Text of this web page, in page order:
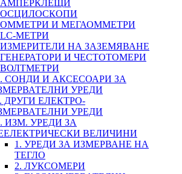
АМПЕРКЛЕЩИ
ОСЦИЛОСКОПИ
ОММЕТРИ И МЕГАОММЕТРИ
LC-МЕТРИ
ИЗМЕРИТЕЛИ НА ЗАЗЕМЯВАНЕ
ГЕНЕРАТОРИ И ЧЕСТОТОМЕРИ
ВОЛТМЕТРИ
СОНДИ И АКСЕСОАРИ ЗА
УРЕДИ
ДРУГИ ЕЛЕКТРО-
УРЕДИ
ИЗМ. УРЕДИ ЗА
ВЕЛИЧИНИ
1. УРЕДИ ЗА ИЗМЕРВАНЕ НА
ТЕГЛО
2. ЛУКСОМЕРИ